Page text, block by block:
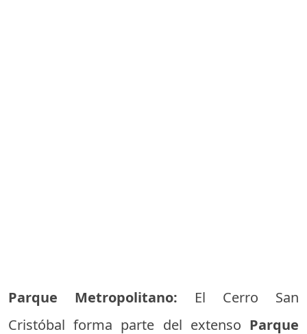
Parque Metropolitano: El Cerro San
Cristóbal forma parte del extenso Parque